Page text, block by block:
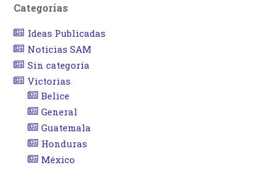
Categorías
Ideas Publicadas
Noticias SAM
Sin categoría
Victorias
Belice
General
Guatemala
Honduras
México